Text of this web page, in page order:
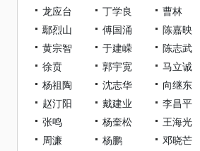
龙应台
丁学良
曹林
鄢烈山
傅国涌
陈嘉映
黄宗智
于建嵘
陈志武
徐贲
郭宇宽
马立诚
杨祖陶
沈志华
向继东
赵汀阳
戴建业
李昌平
张鸣
杨奎松
王海光
周濂
杨鹏
邓晓芒